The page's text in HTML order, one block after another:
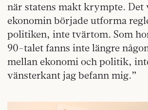
när statens makt krympte. Det
ekonomin började utforma
politiken, inte tvärtom. Som
90-talet fanns inte längre
mellan ekonomi och politik,
vänsterkant jag befann mig.”